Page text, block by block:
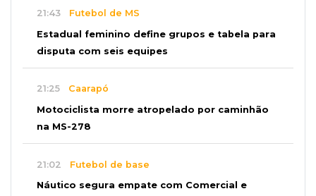
21:43 Futebol de MS
Estadual feminino define grupos e tabela para
disputa com seis equipes
21:25 Caarapó
Motociclista morre atropelado por caminhão
na MS-278
21:02 Futebol de base
Náutico segura empate com Comercial e